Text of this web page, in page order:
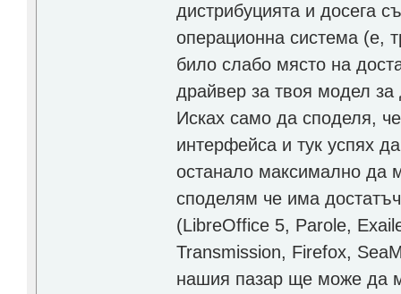
дистрибуцията и досега
операционна система (е,
било слабо място на
драйвер за твоя модел
Исках само да споделя,
интерфейса и тук успях
останало максимално да
споделям че има
(LibreOffice 5, Parole,
Transmission, Firefox,
нашия пазар ще може да